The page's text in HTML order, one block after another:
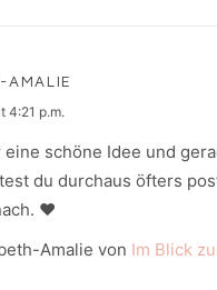
AMALIE
4:21 p.m.
eine schöne Idee und
du durchaus öfters
♥
Amalie von Im Blick